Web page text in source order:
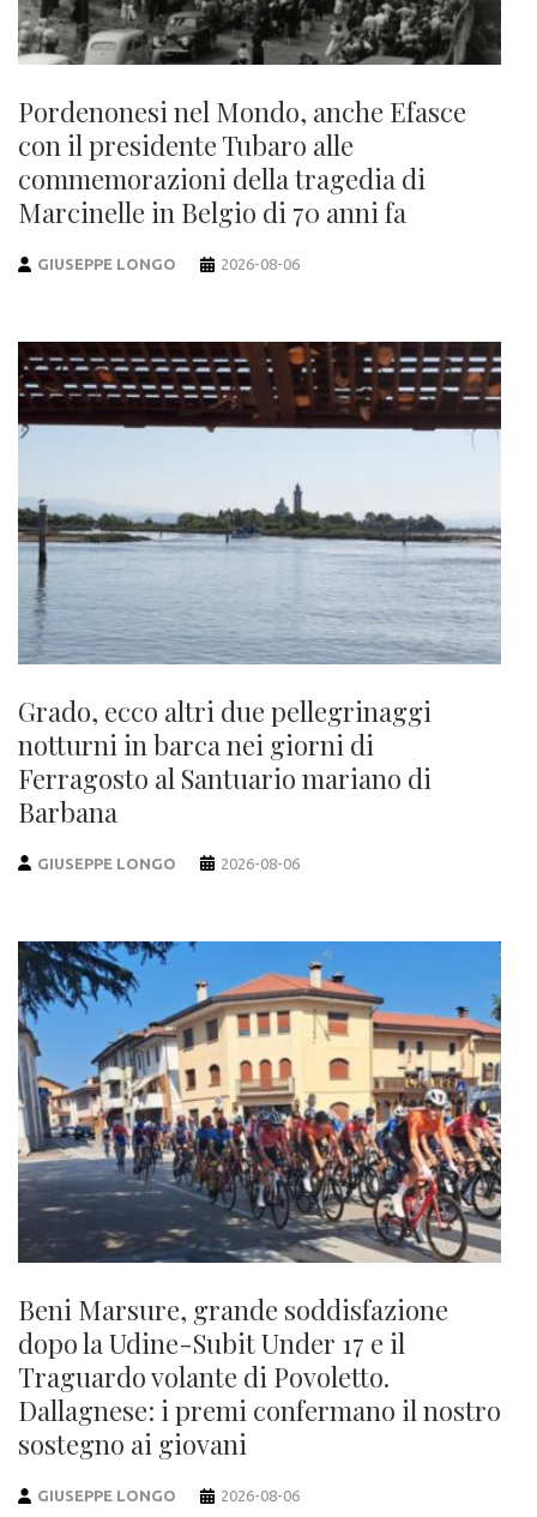
Pordenonesi nel Mondo, anche Efasce
con il presidente Tubaro alle
commemorazioni della tragedia di
Marcinelle in Belgio di 70 anni fa
GIUSEPPE LONGO 2026-08-06
Grado, ecco altri due pellegrinaggi
notturni in barca nei giorni di
Ferragosto al Santuario mariano di
Barbana
GIUSEPPE LONGO 2026-08-06
Beni Marsure, grande soddisfazione
dopo la Udine-Subit Under 17 e il
Traguardo volante di Povoletto.
Dallagnese: i premi confermano il nostro
sostegno ai giovani
GIUSEPPE LONGO 2026-08-06